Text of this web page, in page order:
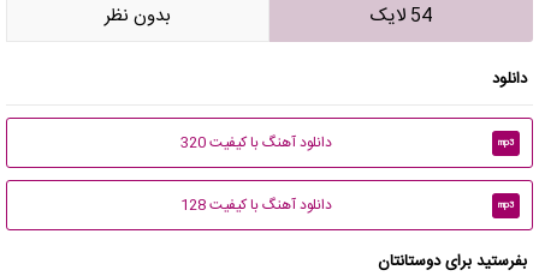
54 لایک بدون نظر
دانلود
mp3 دانلود آهنگ با کیفیت 320
mp3 دانلود آهنگ با کیفیت 128
بفرستید برای دوستانتان